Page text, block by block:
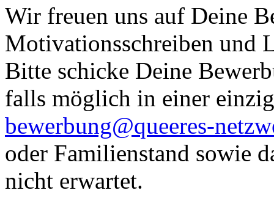
Wir freuen uns auf Deine
Motivationsschreiben und
Bitte schicke Deine
falls möglich in einer
bewerbung@queeres-
oder Familienstand sowie
nicht erwartet.